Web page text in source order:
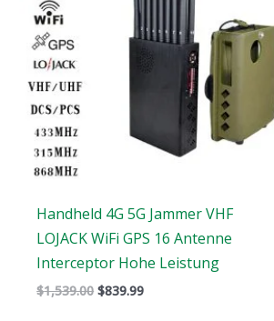
Handheld 4G 5G Jammer VHF
LOJACK WiFi GPS 16 Antenne
Interceptor Hohe Leistung
$1,539.00 $839.99